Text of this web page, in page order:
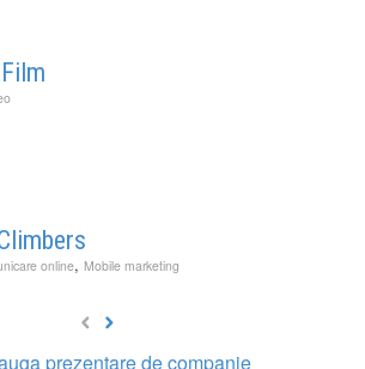
online, Mobile marketing
prezentare de companie